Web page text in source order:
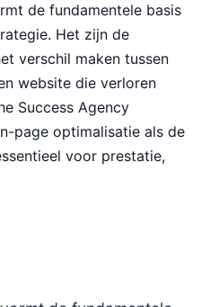
de fundamentele basis
Het zijn de
verschil maken tussen
website die verloren
Success Agency
page optimalisatie als de
voor prestatie,